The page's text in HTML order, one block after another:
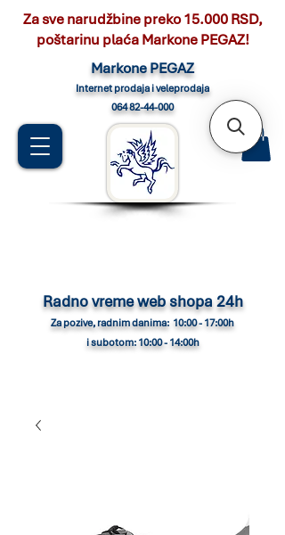
Markone PEGAZ
Internet prodaja i veleprodaja
064 82-44-000
Radno vreme web shopa 24h
Za pozive, radnim danima: 10:00 - 17:00h
i subotom: 10:00 - 14:00h
Za sve narudžbine preko 15.000 RSD,
poštarinu plaća Markone PEGAZ!